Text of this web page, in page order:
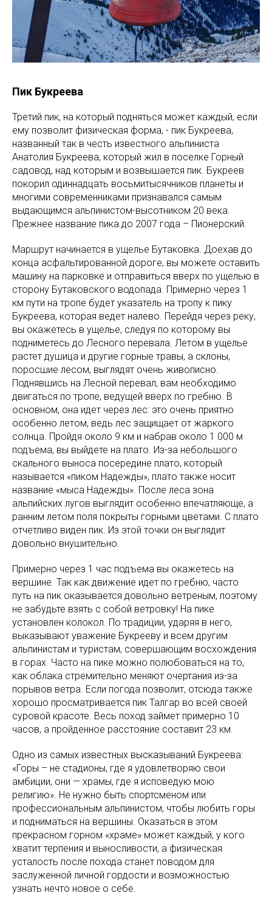
Пик Букреева
Третий пик, на который подняться может каждый, если
ему позволит физическая форма, - пик Букреева,
названный так в честь известного альпиниста
Анатолия Букреева, который жил в поселке Горный
садовод, над которым и возвышается пик. Букреев
покорил одиннадцать восьмитысячников планеты и
многими современниками признавался самым
выдающимся альпинистом-высотником 20 века.
Прежнее название пика до 2007 года – Пионерский.
Маршрут начинается в ущелье Бутаковка. Доехав до
конца асфальтированной дороге, вы можете оставить
машину на парковке и отправиться вверх по ущелью в
сторону Бутаковского водопада. Примерно через 1
км пути на тропе будет указатель на тропу к пику
Букреева, которая ведет налево. Перейдя через реку,
вы окажетесь в ущелье, следуя по которому вы
подниметесь до Лесного перевала. Летом в ущелье
растет душица и другие горные травы, а склоны,
поросшие лесом, выглядят очень живописно.
Поднявшись на Лесной перевал, вам необходимо
двигаться по тропе, ведущей вверх по гребню. В
основном, она идет через лес: это очень приятно
особенно летом, ведь лес защищает от жаркого
солнца. Пройдя около 9 км и набрав около 1 000 м
подъема, вы выйдете на плато. Из-за небольшого
скального выноса посередине плато, который
называется «пиком Надежды», плато также носит
название «мыса Надежды». После леса зона
альпийских лугов выглядит особенно впечатляюще, а
ранним летом поля покрыты горными цветами. С плато
отчетливо виден пик. Из этой точки он выглядит
довольно внушительно.
Примерно через 1 час подъема вы окажетесь на
вершине. Так как движение идет по гребню, часто
путь на пик оказывается довольно ветреным, поэтому
не забудьте взять с собой ветровку! На пике
установлен колокол. По традиции, ударяя в него,
выказывают уважение Букрееву и всем другим
альпинистам и туристам, совершающим восхождения
в горах. Часто на пике можно полюбоваться на то,
как облака стремительно меняют очертания из-за
порывов ветра. Если погода позволит, отсюда также
хорошо просматривается пик Талгар во всей своей
суровой красоте. Весь поход займет примерно 10
часов, а пройденное расстояние составит 23 км.
Одно из самых известных высказываний Букреева:
«Горы – не стадионы, где я удовлетворяю свои
амбиции, они — храмы, где я исповедую мою
религию». Не нужно быть спортсменом или
профессиональным альпинистом, чтобы любить горы
и подниматься на вершины. Оказаться в этом
прекрасном горном «храме» может каждый, у кого
хватит терпения и выносливости, а физическая
усталость после похода станет поводом для
заслуженной личной гордости и возможностью
узнать нечто новое о себе.